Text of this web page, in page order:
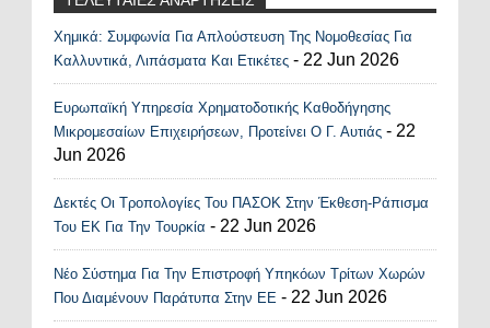
Recent Posts Widget
Χημικά: Συμφωνία Για Απλούστευση Της Νομοθεσίας Για
Καλλυντικά, Λιπάσματα Και Ετικέτες - 22 Jun 2026
Ευρωπαϊκή Υπηρεσία Χρηματοδοτικής Καθοδήγησης
Μικρομεσαίων Επιχειρήσεων, Προτείνει Ο Γ. Αυτιάς - 22
Jun 2026
Δεκτές Οι Τροπολογίες Του ΠΑΣΟΚ Στην Έκθεση-Ράπισμα
Του ΕΚ Για Την Τουρκία - 22 Jun 2026
Νέο Σύστημα Για Την Επιστροφή Υπηκόων Τρίτων Χωρών
Που Διαμένουν Παράτυπα Στην ΕΕ - 22 Jun 2026